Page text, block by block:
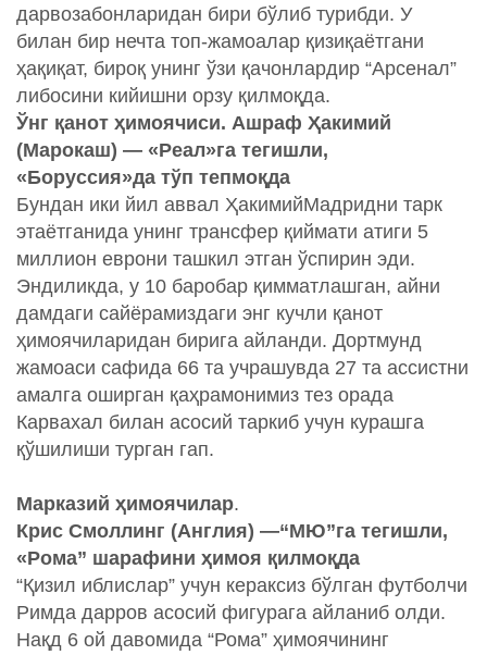
дарвозабонларидан бири бўлиб турибди. У
билан бир нечта топ-жамоалар қизиқаётгани
ҳақиқат, бироқ унинг ўзи қачонлардир “Арсенал”
либосини кийишни орзу қилмоқда.
Ўнг қанот ҳимоячиси. Ашраф Ҳакимий
(Марокаш) — «Реал»га тегишли,
«Боруссия»да тўп тепмоқда
Бундан ики йил аввал ҲакимийМадридни тарк
этаётганида унинг трансфер қиймати атиги 5
миллион еврони ташкил этган ўспирин эди.
Эндиликда, у 10 баробар қимматлашган, айни
дамдаги сайёрамиздаги энг кучли қанот
ҳимоячиларидан бирига айланди. Дортмунд
жамоаси сафида 66 та учрашувда 27 та ассистни
амалга оширган қаҳрамонимиз тез орада
Карвахал билан асосий таркиб учун курашга
қўшилиши турган гап.
Марказий ҳимоячилар.
Крис Смоллинг (Англия) —“МЮ”га тегишли,
«Рома” шарафини ҳимоя қилмоқда
“Қизил иблислар” учун кераксиз бўлган футболчи
Римда дарров асосий фигурага айланиб олди.
Нақд 6 ой давомида “Рома” ҳимоячининг